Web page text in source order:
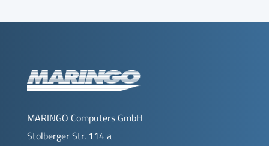
MARINGO Computers GmbH
Stolberger Str. 114 a